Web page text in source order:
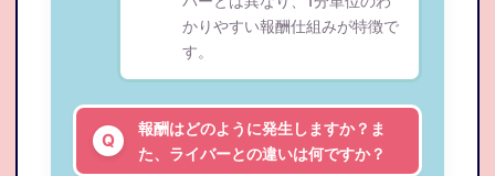
かりやすい報酬仕組みが特徴で
す。
報酬はどのように発生しますか？ま
た、ライバーとの違いは何ですか？